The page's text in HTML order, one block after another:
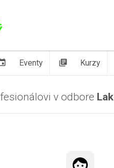
Eventy library_books Kurzy
v odbore